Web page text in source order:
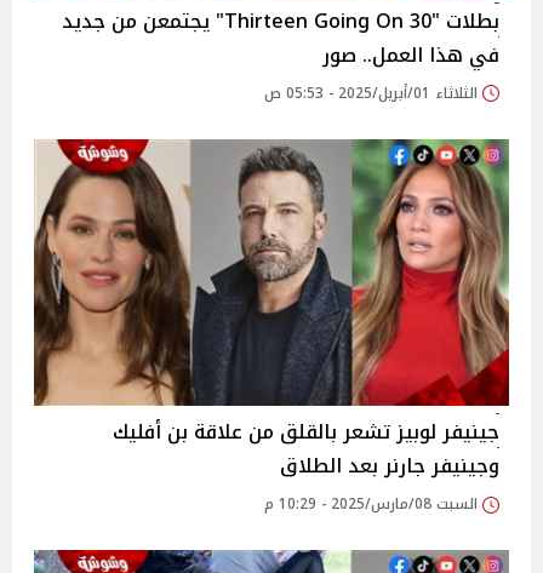
بطلات "Thirteen Going On 30" يجتمعن من جديد
في هذا العمل.. صور
الثلاثاء 01/أبريل/2025 - 05:53 ص
جينيفر لوبيز تشعر بالقلق من علاقة بن أفليك
وجينيفر جارنر بعد الطلاق
السبت 08/مارس/2025 - 10:29 م